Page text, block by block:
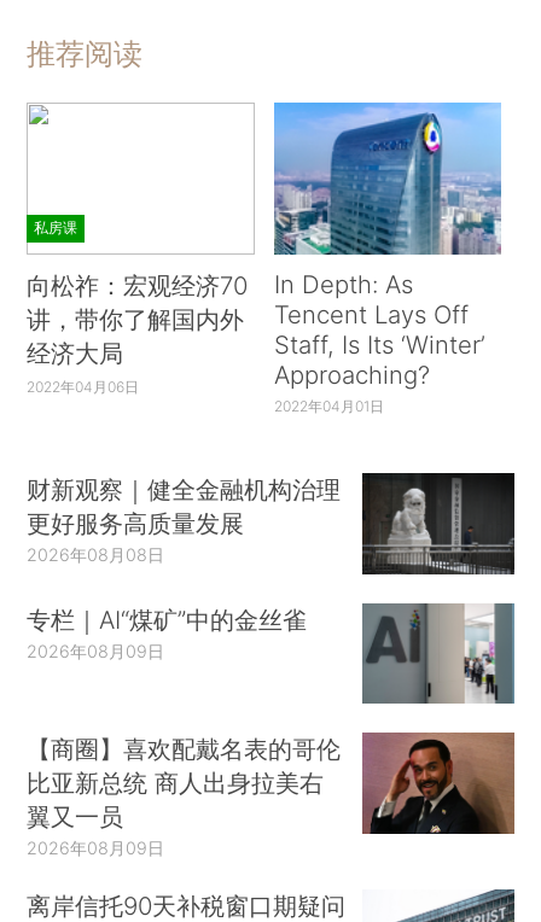
推荐阅读
私房课
向松祚：宏观经济70
讲，带你了解国内外
经济大局
2022年04月06日
In Depth: As
Tencent Lays Off
Staff, Is Its ‘Winter’
Approaching?
2022年04月01日
财新观察｜健全金融机构治理
更好服务高质量发展
2026年08月08日
专栏｜AI“煤矿”中的金丝雀
2026年08月09日
【商圈】喜欢配戴名表的哥伦
比亚新总统 商人出身拉美右
翼又一员
2026年08月09日
离岸信托90天补税窗口期疑问